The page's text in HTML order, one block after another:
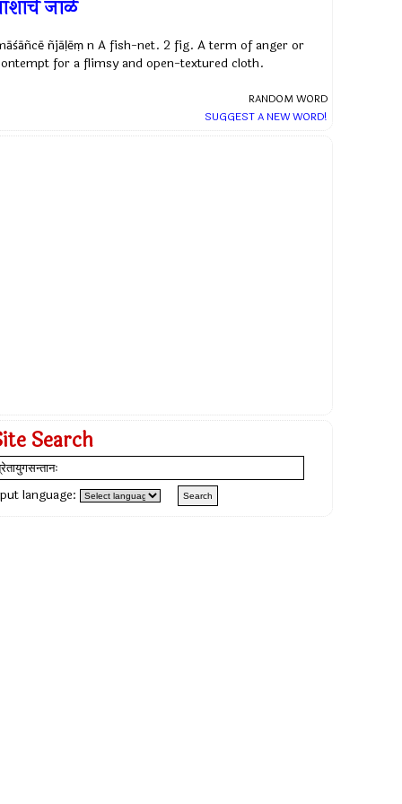
जाळें
ñjāḷēṃ n A fish-net. 2 fig. A term of anger or
for a flimsy and open-textured cloth.
RANDOM WORD
SUGGEST A NEW WORD!
Search
language: